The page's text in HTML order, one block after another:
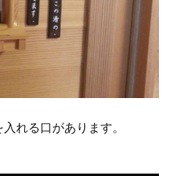
れる口があります。